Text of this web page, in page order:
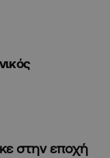
στην εποχή